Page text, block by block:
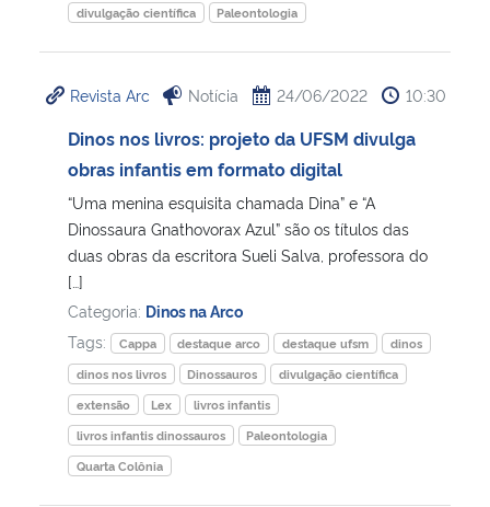
Advocacia-Geral da União
divulgação científica
Paleontologia
Revista Arc Notícia 24/06/2022 10:30
Dinos nos livros: projeto da UFSM divulga
obras infantis em formato digital
“Uma menina esquisita chamada Dina” e “A
Dinossaura Gnathovorax Azul” são os títulos das
duas obras da escritora Sueli Salva, professora do
[…]
Categoria: Dinos na Arco
Tags:
Cappa destaque arco destaque ufsm
dinos
dinos nos livros
Dinossauros
divulgação científica
extensão
Lex
livros infantis
livros infantis dinossauros
Paleontologia
Quarta Colônia